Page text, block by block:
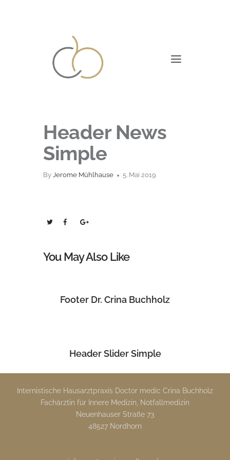
Header News
Simple
By Jerome Mühlhause 5. Mai 2019
You May Also Like
Footer Dr. Crina Buchholz
Header Slider Simple
Internistische Hausarztpraxis Doctor medic Crina Buchholz
Fachärztin für Innere Medizin, Notfallmedizin
Neuenhauser Straße 73
48527 Nordhorn